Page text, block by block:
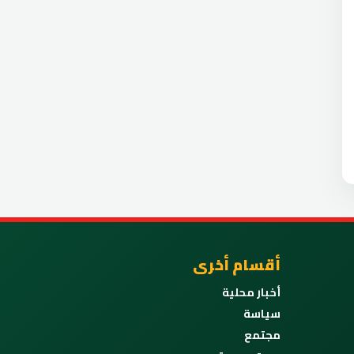
أقسام أخرى
أخبار محلية
سياسة
مجتمع